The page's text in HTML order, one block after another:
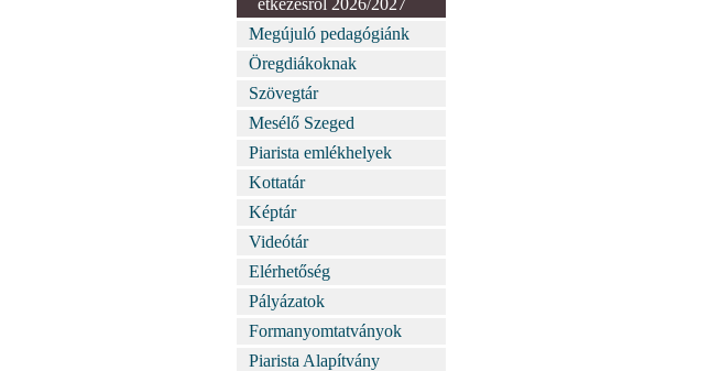
étkezésről 2026/2027
Megújuló pedagógiánk
Öregdiákoknak
Szövegtár
Mesélő Szeged
Piarista emlékhelyek
Kottatár
Képtár
Videótár
Elérhetőség
Pályázatok
Formanyomtatványok
Piarista Alapítvány